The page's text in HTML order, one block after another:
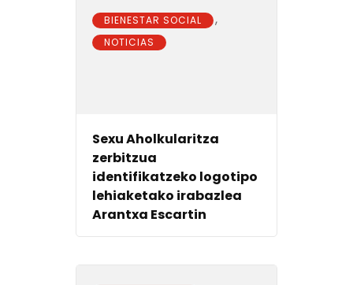
BIENESTAR SOCIAL ,
NOTICIAS
Sexu Aholkularitza
zerbitzua
identifikatzeko logotipo
lehiaketako irabazlea
Arantxa Escartin